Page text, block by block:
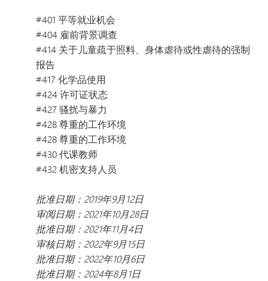
#401 平等就业机会
#404 雇前背景调查
#414 关于儿童疏于照料、身体虐待或性虐待的强制
报告
#417 化学品使用
#424 许可证状态
#427 骚扰与暴力
#428 尊重的工作环境
#428 尊重的工作环境
#430 代课教师
#432 机密支持人员
批准日期：2019年9月12日
审阅日期：2021年10月28日
批准日期：2021年11月4日
审核日期：2022年9月15日
批准日期：2022年10月6日
批准日期：2024年8月1日